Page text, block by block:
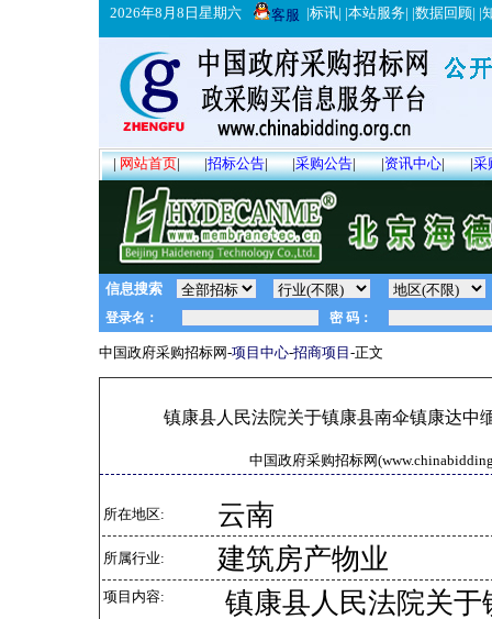
2026年8月8日星期六 客服 |标讯| |本站服务| |数据回顾| |
|网站首页| |招标公告| |采购公告| |资讯中心| |采
信息搜索
中国政府采购招标网-项目中心-招商项目 -正文
镇康县人民法院关于镇康县南伞镇康达中
中国政府采购招标网
所在地区: 云南
所属行业: 建筑房产物业
项目内容:
镇康县人民法院关